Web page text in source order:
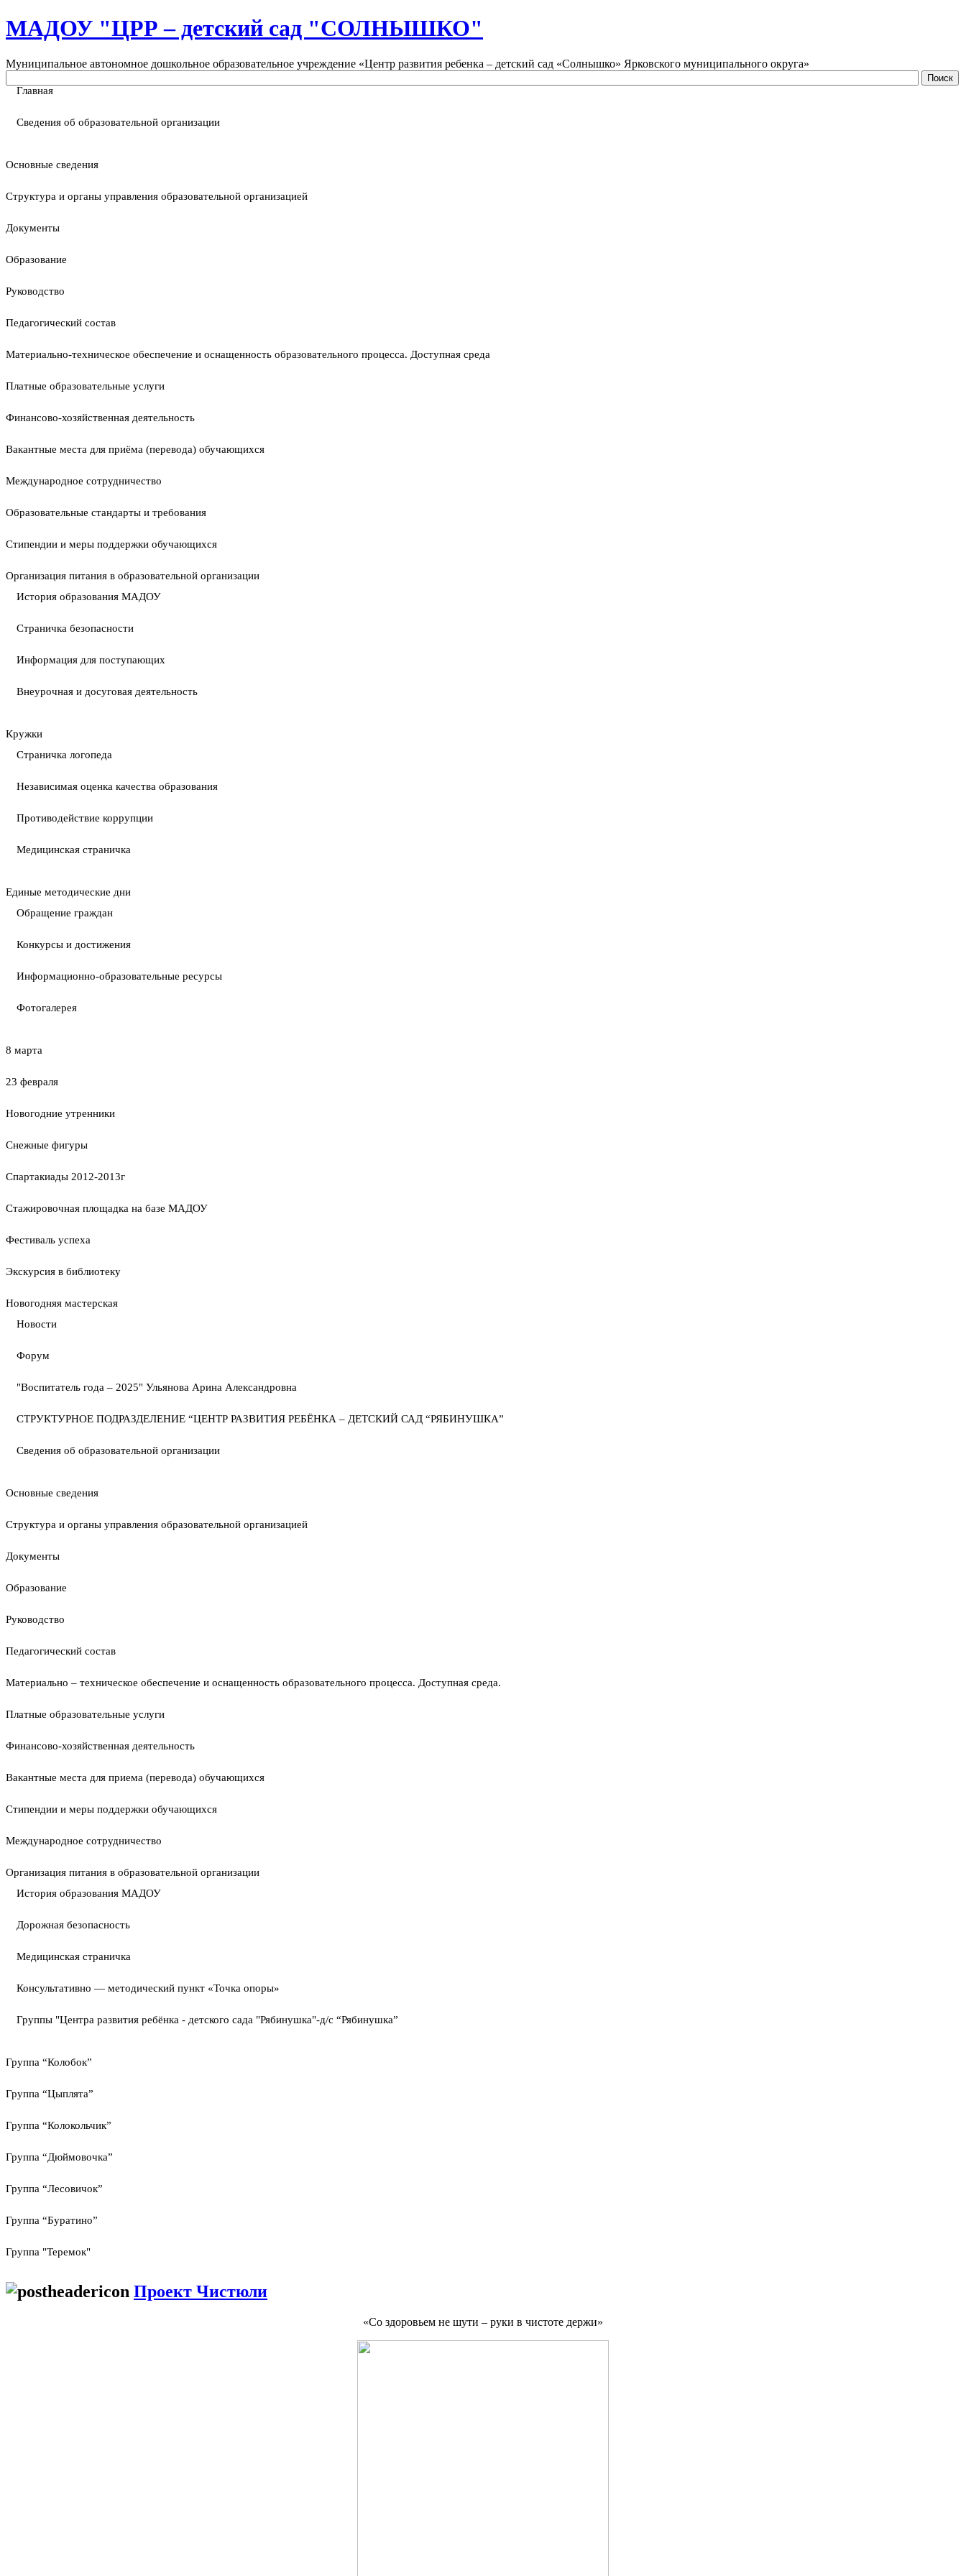
МАДОУ "ЦРР – детский сад "СОЛНЫШКО"
Муниципальное автономное дошкольное образовательное учреждение «Центр развития ребенка – детский сад «Солнышко» Ярковского муниципального округа»
Главная
Сведения об образовательной организации
Основные сведения
Структура и органы управления образовательной организацией
Документы
Образование
Руководство
Педагогический состав
Материально-техническое обеспечение и оснащенность образовательного процесса. Доступная среда
Платные образовательные услуги
Финансово-хозяйственная деятельность
Вакантные места для приёма (перевода) обучающихся
Международное сотрудничество
Образовательные стандарты и требования
Стипендии и меры поддержки обучающихся
Организация питания в образовательной организации
История образования МАДОУ
Страничка безопасности
Информация для поступающих
Внеурочная и досуговая деятельность
Кружки
Страничка логопеда
Независимая оценка качества образования
Противодействие коррупции
Медицинская страничка
Единые методические дни
Обращение граждан
Конкурсы и достижения
Информационно-образовательные ресурсы
Фотогалерея
8 марта
23 февраля
Новогодние утренники
Cнежные фигуры
Спартакиады 2012-2013г
Стажировочная площадка на базе МАДОУ
Фестиваль успеха
Экскурсия в библиотеку
Новогодняя мастерская
Новости
Форум
"Воспитатель года – 2025" Ульянова Арина Александровна
СТРУКТУРНОЕ ПОДРАЗДЕЛЕНИЕ “ЦЕНТР РАЗВИТИЯ РЕБЁНКА – ДЕТСКИЙ САД “РЯБИНУШКА”
Сведения об образовательной организации
Основные сведения
Структура и органы управления образовательной организацией
Документы
Образование
Руководство
Педагогический состав
Материально – техническое обеспечение и оснащенность образовательного процесса. Доступная среда.
Платные образовательные услуги
Финансово-хозяйственная деятельность
Вакантные места для приема (перевода) обучающихся
Стипендии и меры поддержки обучающихся
Международное сотрудничество
Организация питания в образовательной организации
История образования МАДОУ
Дорожная безопасность
Медицинская страничка
Консультативно — методический пункт «Точка опоры»
Группы "Центра развития ребёнка - детского сада "Рябинушка"-д/с “Рябинушка”
Группа “Колобок”
Группа “Цыплята”
Группа “Колокольчик”
Группа “Дюймовочка”
Группа “Лесовичок”
Группа “Буратино”
Группа "Теремок"
Проект Чистюли
«Со здоровьем не шути – руки в чистоте держи»